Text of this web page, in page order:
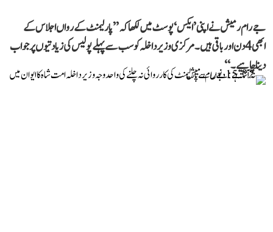
جے رام رمیش نے اپنی ’ایکس‘ پوسٹ میں لکھا کہ ’’پارلیمنٹ کے رواں اجلاس کے
ابھی 4 دن اور باقی ہیں۔ مرکزی وزیر داخلہ کو سب سے پہلے پولیس کی زیادتیوں پر جواب
دینا چاہیے۔‘‘